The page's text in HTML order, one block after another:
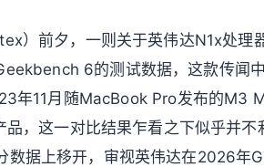
）前夕，一则关于英伟达N1x处理
6的测试数据，这款传闻
年11月随MacBook Pro发布的M3
，这一对比结果乍看之下似乎并不
数据上移开，审视英伟达在2026年